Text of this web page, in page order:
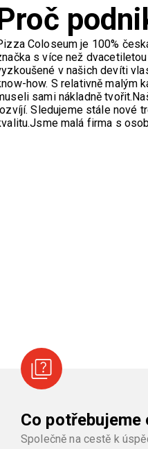
Coloseum je 100%
s více než
v našich devíti
how. S relativně malým
sami nákladně tvořit.
Sledujeme stále nové
Jsme malá firma s
Co potřebujeme
Společně na cestě k